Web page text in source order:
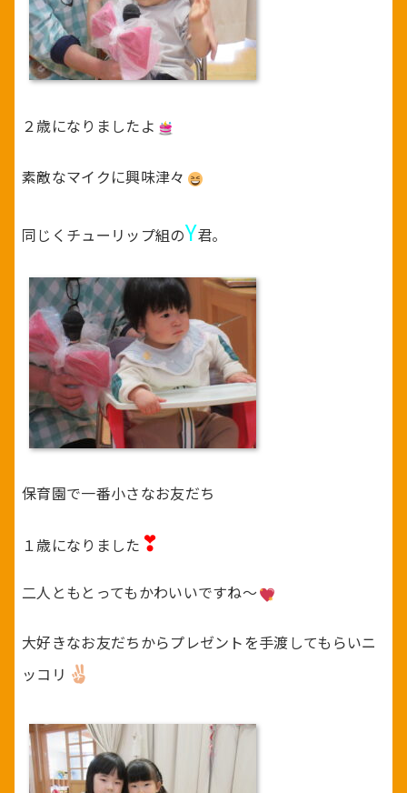
２歳になりましたよ
素敵なマイクに興味津々
同じくチューリップ組のY君。
保育園で一番小さなお友だち
１歳になりました ❣
二人ともとってもかわいいですね～
大好きなお友だちからプレゼントを手渡してもらいニ
ッコリ